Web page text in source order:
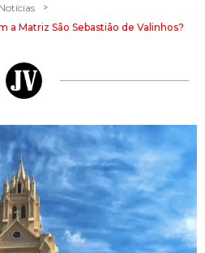
Notícias >
a Matriz São Sebastião de Valinhos?